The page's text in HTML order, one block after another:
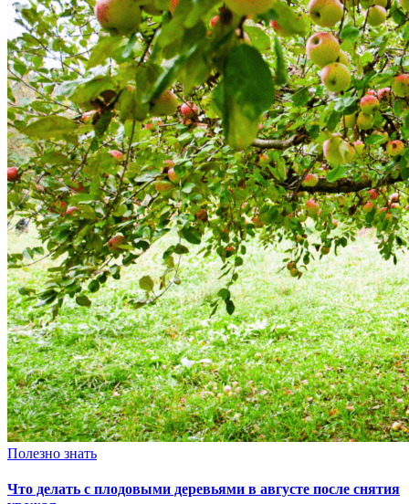
Полезно знать
Что делать с плодовыми деревьями в августе после снятия